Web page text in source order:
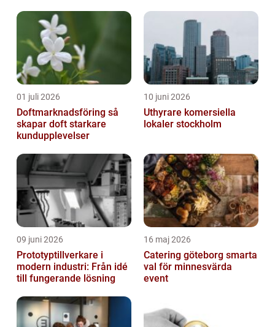
01 juli 2026
Doftmarknadsföring så
skapar doft starkare
kundupplevelser
10 juni 2026
Uthyrare komersiella
lokaler stockholm
09 juni 2026
Prototyptillverkare i
modern industri: Från idé
till fungerande lösning
16 maj 2026
Catering göteborg smarta
val för minnesvärda
event